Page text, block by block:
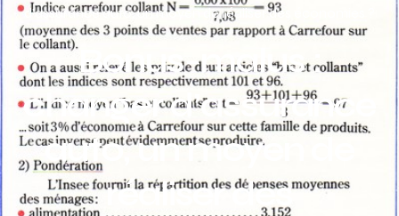
d’assurance auto, un moyen de réaliser des économies ?
Bonus-malus :
changer d’assurance
auto, un moyen de
réaliser des